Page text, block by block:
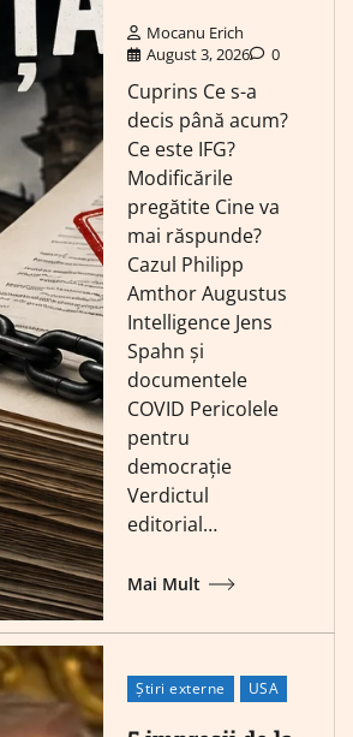
Mocanu Erich
August 3, 2026
0
Cuprins Ce s-a
decis până acum?
Ce este IFG?
Modificările
pregătite Cine va
mai răspunde?
Cazul Philipp
Amthor Augustus
Intelligence Jens
Spahn și
documentele
COVID Pericolele
pentru
democrație
Verdictul
editorial…
Mai Mult
Știri externe USA